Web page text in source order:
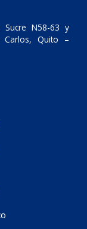
Sucre N58-63 y
Carlos, Quito –